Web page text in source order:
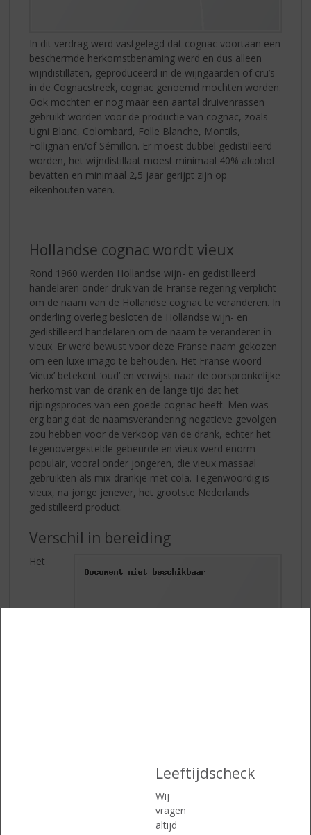
Leeftijdscheck
Wij
vragen
altijd
In dit verdrag werd vastgelegd dat cognac voortaan een
beschermde herkomstbenaming werd en dus alleen
wijndistillaten, geproduceerd in de wijngaarden of cru’s
in de Cognacstreek, cognac genoemd mochten worden.
Ook mochten er nog maar een aantal druivenrassen
gebruikt worden voor de productie van cognac, zoals
Ugni Blanc, Colombard, Folle Blanche, Montils,
Follignan en/of Sémillon. Er moest dubbel gedistilleerd
worden, het wijndistillaat moest minimaal 40% alcohol
bevatten en minimaal 2,5 jaar gerijpt zijn op
eikenhouten vaten.
Hollandse cognac wordt vieux
Rond 1960 werden Hollandse wijn- en gedistilleerd
handelaren onder druk van de Franse regering verplicht
om de naam van de Hollandse cognac te veranderen. In
onderling overleg besloten de Hollandse wijn- en
gedistilleerd handelaren om de naam te veranderen in
vieux. Er werd bewust voor deze Franse naam gekozen
om een luxe imago te behouden. Het Franse woord
‘vieux’ betekent ‘oud’ en verwijst naar de oorspronkelijke
herkomst van de drank en de lange tijd dat het
rijpingsproces van een goede cognac heeft. Men was
erg bang dat de naamsverandering negatieve gevolgen
zou hebben voor de verkoop van de drank, echter het
tegenovergestelde gebeurde en vieux werd enorm
populair, vooral onder jongeren, die vieux massaal
gebruikten als mix-drankje met cola. Tegenwoordig is
vieux, na jonge jenever, het grootste Nederlands
gedistilleerd product.
Verschil in bereiding
Het